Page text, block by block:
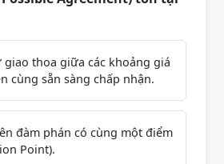
giao thoa giữa các khoảng giá
cùng sẵn sàng chấp nhận.
đàm phán có cùng một điểm
Point).